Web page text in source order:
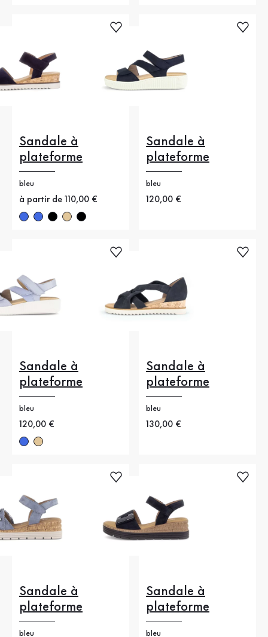
Sandale à
plateforme
bleu
Nouveau prix
à partir de 110,00 €
Sandale à
plateforme
bleu
Nouveau prix
120,00 €
Sandale à
plateforme
bleu
Nouveau prix
120,00 €
Sandale à
plateforme
bleu
Nouveau prix
130,00 €
Sandale à
plateforme
bleu
Sandale à
plateforme
bleu